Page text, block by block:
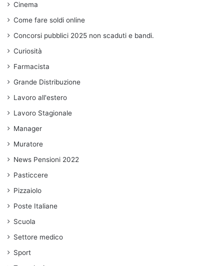
Cinema
Come fare soldi online
Concorsi pubblici 2025 non scaduti e bandi.
Curiosità
Farmacista
Grande Distribuzione
Lavoro all'estero
Lavoro Stagionale
Manager
Muratore
News Pensioni 2022
Pasticcere
Pizzaiolo
Poste Italiane
Scuola
Settore medico
Sport